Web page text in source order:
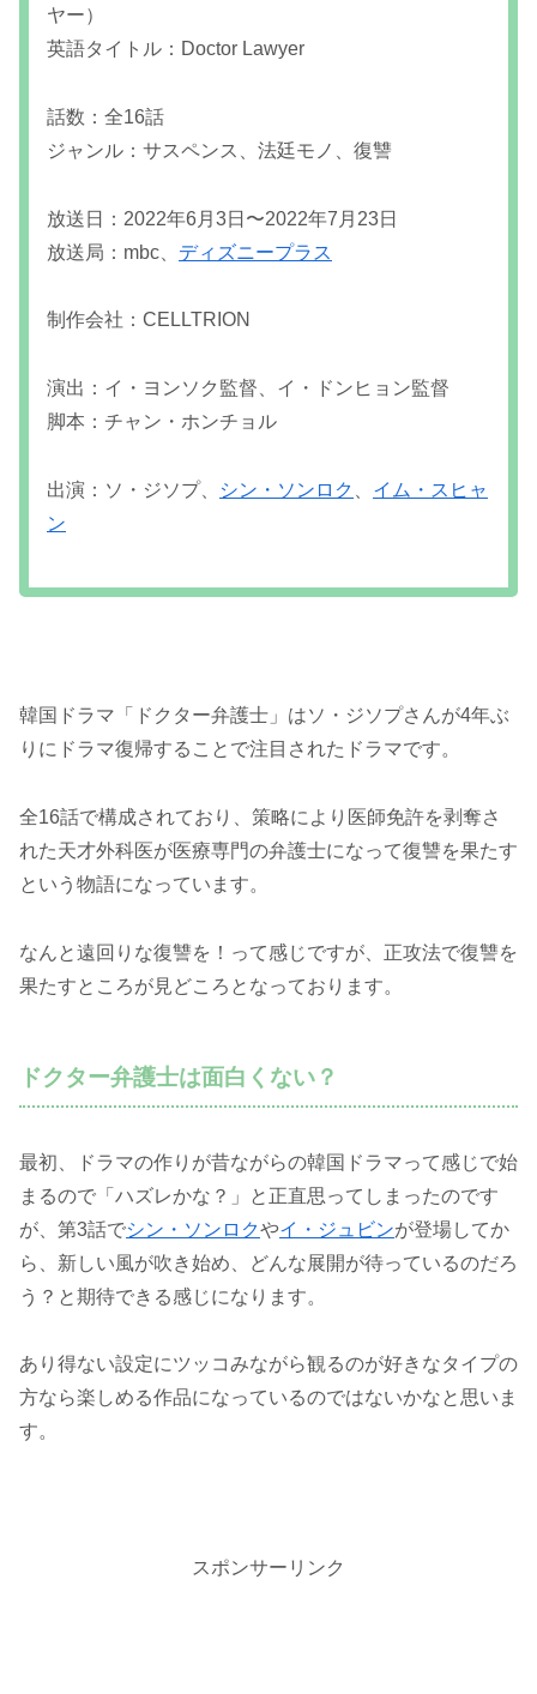
ヤー）
英語タイトル：Doctor Lawyer
話数：全16話
ジャンル：サスペンス、法廷モノ、復讐
放送日：2022年6月3日〜2022年7月23日
放送局：mbc、 ディズニープラス
制作会社：CELLTRION
演出：イ・ヨンソク監督、イ・ドンヒョン監督
脚本：チャン・ホンチョル
出演：ソ・ジソプ、 シン・ソンロク
イム・スヒャ
ン
韓国ドラマ「ドクター弁護士」はソ・ジソプさんが4年ぶ
りにドラマ復帰することで注目されたドラマです。
全16話で構成されており、策略により医師免許を剥奪さ
れた天才外科医が医療専門の弁護士になって復讐を果たす
という物語になっています。
なんと遠回りな復讐を！って感じですが、正攻法で復讐を
果たすところが見どころとなっております。
ドクター弁護士は面白くない？
最初、ドラマの作りが昔ながらの韓国ドラマって感じで始
まるので「ハズレかな？」と正直思ってしまったのです
が、第3話でシン・ソンロクやイ・ジュビンが登場してか
ら、新しい風が吹き始め、どんな展開が待っているのだろ
う？と期待できる感じになります。
あり得ない設定にツッコみながら観るのが好きなタイプの
方なら楽しめる作品になっているのではないかなと思いま
す。
スポンサーリンク